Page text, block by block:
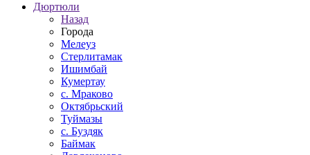
Дюртюли
Назад
Города
Мелеуз
Стерлитамак
Ишимбай
Кумертау
c. Мраково
Октябрьский
Туймазы
c. Буздяк
Баймак